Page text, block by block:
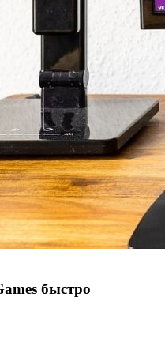
быстро